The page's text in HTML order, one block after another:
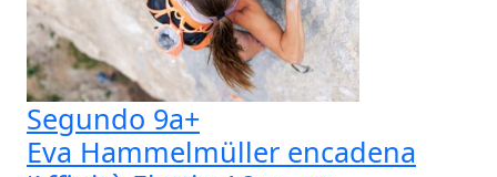
Segundo 9a+
Eva Hammelmüller encadena